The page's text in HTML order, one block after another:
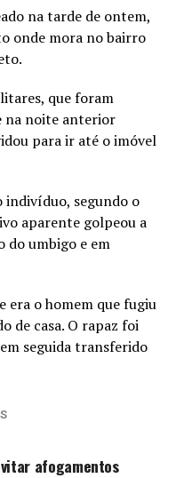
na tarde de ontem,
onde mora no bairro
que foram
na noite anterior
para ir até o imóvel
indivíduo, segundo o
aparente golpeou a
do umbigo e em
era o homem que fugiu
de casa. O rapaz foi
seguida transferido
afogamentos